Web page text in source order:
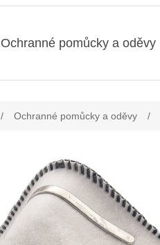
Ochranné pomůcky a oděvy
/ Ochranné pomůcky a oděvy /